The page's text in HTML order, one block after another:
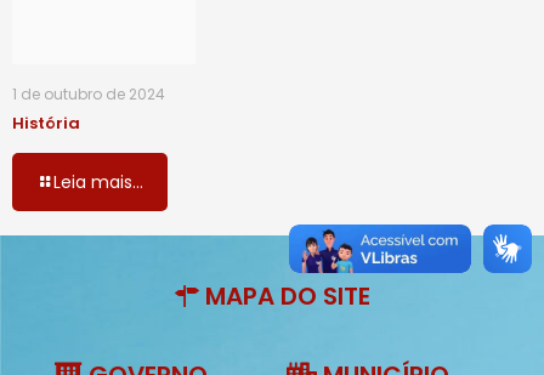
1 de outubro de 2024
História
Leia mais...
MAPA DO SITE